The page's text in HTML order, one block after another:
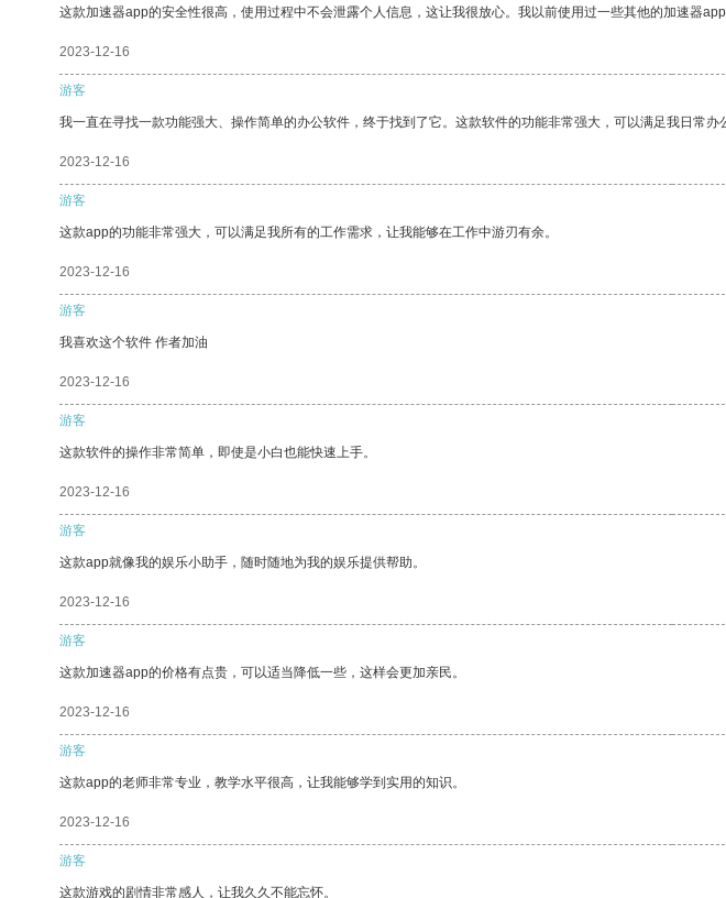
这款加速器app的安全性很高，使用过程中不会泄露个人信息，这让我很放心。我以前使用过一些其他的加速器
2023-12-16
游客
我一直在寻找一款功能强大、操作简单的办公软件，终于找到了它。这款软件的功能非常强大，可以满足我日常办
2023-12-16
游客
这款app的功能非常强大，可以满足我所有的工作需求，让我能够在工作中游刃有余。
2023-12-16
游客
我喜欢这个软件 作者加油
2023-12-16
游客
这款软件的操作非常简单，即使是小白也能快速上手。
2023-12-16
游客
这款app就像我的娱乐小助手，随时随地为我的娱乐提供帮助。
2023-12-16
游客
这款加速器app的价格有点贵，可以适当降低一些，这样会更加亲民。
2023-12-16
游客
这款app的老师非常专业，教学水平很高，让我能够学到实用的知识。
2023-12-16
游客
这款游戏的剧情非常感人，让我久久不能忘怀。